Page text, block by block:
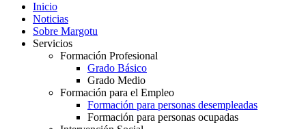
Inicio
Noticias
Sobre Margotu
Servicios
Formación Profesional
Grado Básico
Grado Medio
Formación para el Empleo
Formación para personas desempleadas
Formación para personas ocupadas